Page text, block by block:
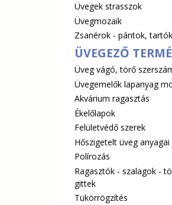
Üvegek strasszok
Üvegmozaik
Zsanérok - pántok, tartók
ÜVEGEZŐ
Üveg vágó, törő
Üvegemelők lapanyag
Akvárium ragasztás
Ékelőlapok
Felületvédő szerek
Hőszigetelt üveg anyagai
Polírozás
Ragasztók - szalagok -
gittek
Tükörrögzítés